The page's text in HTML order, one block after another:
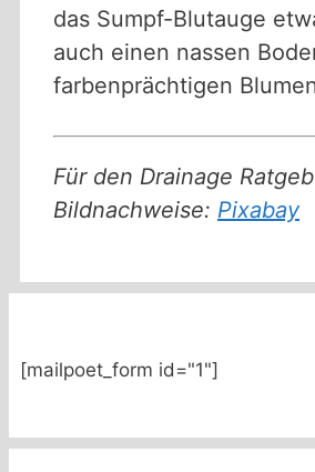
das Sumpf-Blutauge
auch einen nassen
farbenprächtigen
Für den Drainage
Bildnachweise: Pixabay
[mailpoet_form id="1"]